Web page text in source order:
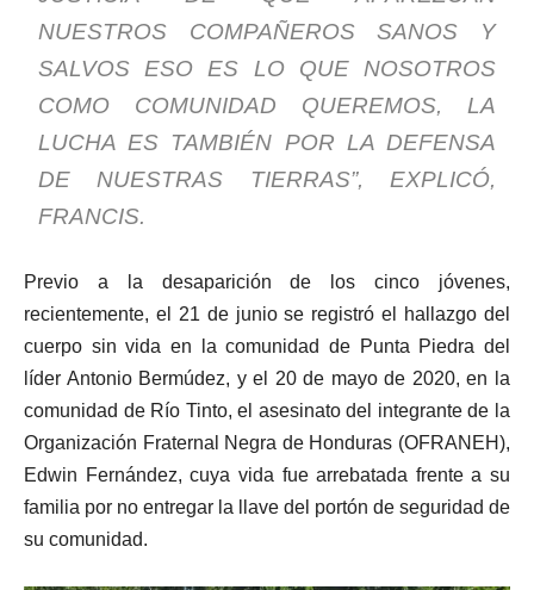
NUESTROS COMPAÑEROS SANOS Y
SALVOS ESO ES LO QUE NOSOTROS
COMO COMUNIDAD QUEREMOS, LA
LUCHA ES TAMBIÉN POR LA DEFENSA
DE NUESTRAS TIERRAS”, EXPLICÓ,
FRANCIS.
Previo a la desaparición de los cinco jóvenes,
recientemente, el 21 de junio se registró el hallazgo del
cuerpo sin vida en la comunidad de Punta Piedra del
líder Antonio Bermúdez, y el 20 de mayo de 2020, en la
comunidad de Río Tinto, el asesinato del integrante de la
Organización Fraternal Negra de Honduras (OFRANEH),
Edwin Fernández, cuya vida fue arrebatada frente a su
familia por no entregar la llave del portón de seguridad de
su comunidad.